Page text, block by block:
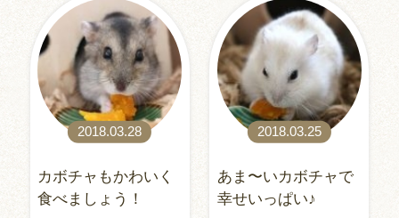
2018.03.28
カボチャもかわいく
食べましょう！
2018.03.25
あま〜いカボチャで
幸せいっぱい♪